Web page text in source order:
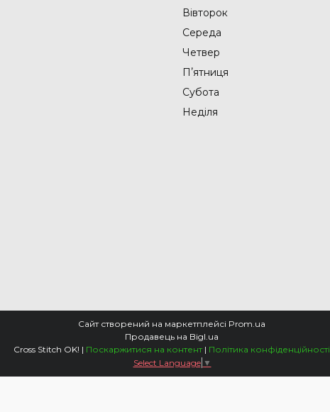
Вівторок
Середа
Четвер
Пʼятниця
Субота
Неділя
Сайт створений на маркетплейсі Prom.ua
Продавець на Bigl.ua
Cross Stitch OK! | Поскаржитися на контент | Політика конфіденційності
Select Language ▼